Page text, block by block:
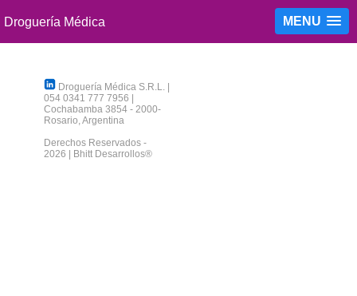
MENU
Droguería Médica S.R.L.
054 0341 777 7956
Cochabamba 3854 - 2000-
Rosario,Argentina
Derechos Reservados -
2026 |
Bhitt Desarrollos®